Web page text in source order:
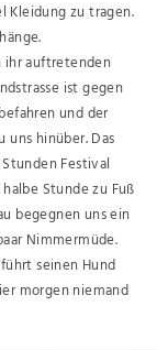
Kleidung zu tragen.
ihr auftretenden
ist gegen
und der
hinüber. Das
Festival
Stunde zu Fuß
begegnen uns ein
Nimmermüde.
seinen Hund
morgen niemand